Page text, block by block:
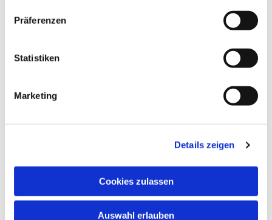
Präferenzen
Statistiken
Marketing
Details zeigen
Cookies zulassen
Auswahl erlauben